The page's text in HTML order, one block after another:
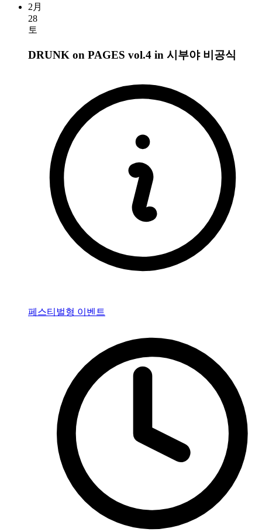
2月
28
토
DRUNK on PAGES vol.4 in 시부야 비공식
페스티벌형 이벤트